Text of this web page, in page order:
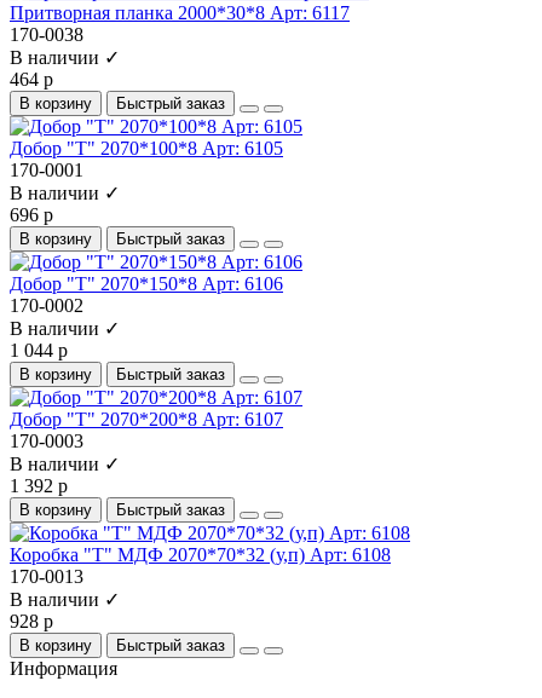
Притворная планка 2000*30*8 Арт: 6117
170-0038
В наличии ✓
464 р
В корзину Быстрый заказ
Добор "Т" 2070*100*8 Арт: 6105
170-0001
В наличии ✓
696 р
В корзину Быстрый заказ
Добор "Т" 2070*150*8 Арт: 6106
170-0002
В наличии ✓
1 044 р
В корзину Быстрый заказ
Добор "Т" 2070*200*8 Арт: 6107
170-0003
В наличии ✓
1 392 р
В корзину Быстрый заказ
Коробка "Т" МДФ 2070*70*32 (у,п) Арт: 6108
170-0013
В наличии ✓
928 р
В корзину Быстрый заказ
Информация